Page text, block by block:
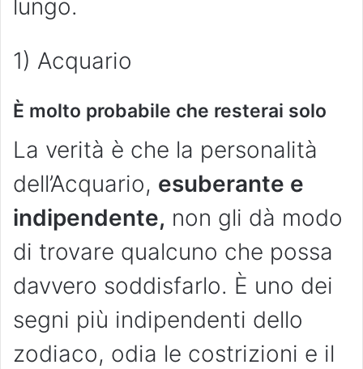
lungo.
1) Acquario
È molto probabile che resterai solo
La verità è che la personalità
dell’Acquario, esuberante e
indipendente, non gli dà modo
di trovare qualcuno che possa
davvero soddisfarlo. È uno dei
segni più indipendenti dello
zodiaco, odia le costrizioni e il